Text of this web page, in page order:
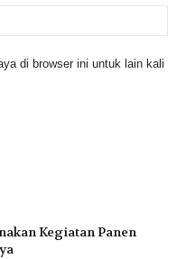
di browser ini untuk lain kali
Kegiatan Panen